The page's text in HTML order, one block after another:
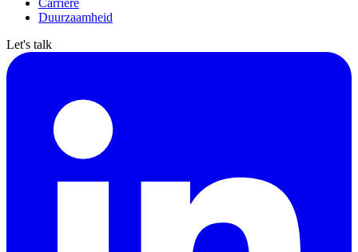
Duurzaamheid
Let's talk